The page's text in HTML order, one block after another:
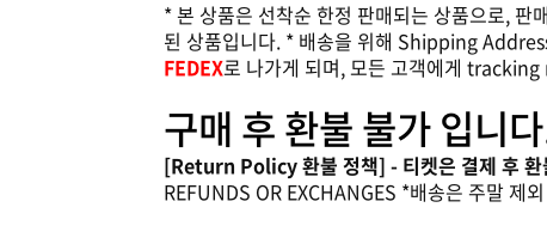
* 본 상품은 선착순 한정 판매되는 상품으로,
된 상품입니다. * 배송을 위해 Shipping
FEDEX로 나가게 되며, 모든 고객에게
구매 후 환불 불가 입니
[Return Policy 환불 정책] - 티켓은 결제 후 환
REFUNDS OR EXCHANGES *배송은 주말 제